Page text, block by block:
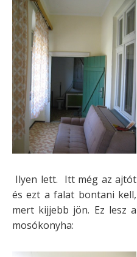
Ilyen lett. Itt még az ajtót
és ezt a falat bontani kell,
mert kijjebb jön. Ez lesz a
mosókonyha: